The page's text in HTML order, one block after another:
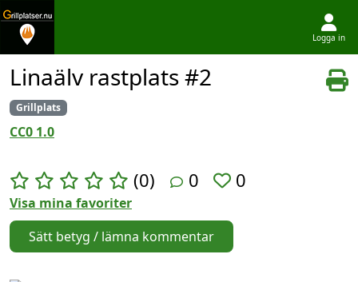
Logga in
Linaälv rastplats #2
Grillplats
CC0 1.0
(0) 0 0
Visa mina favoriter
Sätt betyg / lämna kommentar